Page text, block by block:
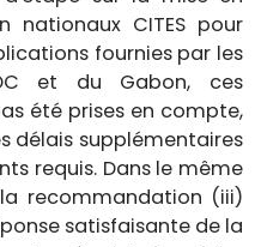
CITES pour
fournies par les
et du Gabon, ces
été prises en compte,
délais supplémentaires
requis. Dans le même
recommandation (iii)
satisfaisante de la